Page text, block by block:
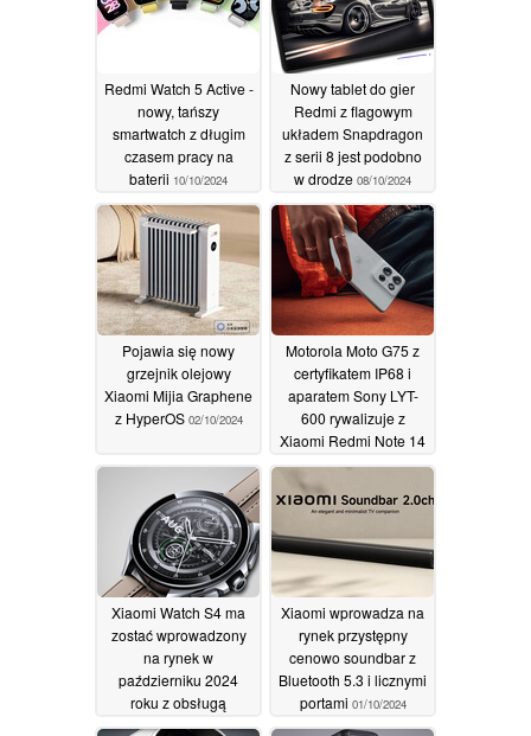
Redmi Watch 5 Active -
nowy, tańszy
smartwatch z długim
czasem pracy na
baterii 10/10/2024
Nowy tablet do gier
Redmi z flagowym
układem Snapdragon
z serii 8 jest podobno
w drodze 08/10/2024
Pojawia się nowy
grzejnik olejowy
Xiaomi Mijia Graphene
z HyperOS 02/10/2024
Motorola Moto G75 z
certyfikatem IP68 i
aparatem Sony LYT-
600 rywalizuje z
Xiaomi Redmi Note 14
01/10/2024
Xiaomi Watch S4 ma
zostać wprowadzony
na rynek w
październiku 2024
roku z obsługą
HyperOS i eSIM
Xiaomi wprowadza na
rynek przystępny
cenowo soundbar z
Bluetooth 5.3 i licznymi
portami 01/10/2024